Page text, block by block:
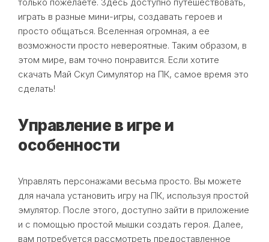
играть в разные мини-игры, создавать героев и
просто общаться. Вселенная огромная, а ее
возможности просто невероятные. Таким образом, в
этом мире, вам точно понравится. Если хотите
скачать Май Скул Симулятор на ПК, самое время это
сделать!
Управление в игре и
особенности
Управлять персонажами весьма просто. Вы можете
для начала установить игру на ПК, используя простой
эмулятор. После этого, доступно зайти в приложение
и с помощью простой мышки создать героя. Далее,
вам потребуется рассмотреть предоставленное